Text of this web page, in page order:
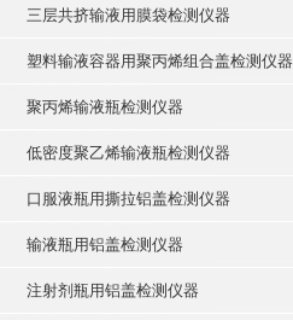
三层共挤输液用膜袋检测仪器
塑料输液容器用聚丙烯组合盖检测仪器
聚丙烯输液瓶检测仪器
低密度聚乙烯输液瓶检测仪器
口服液瓶用撕拉铝盖检测仪器
输液瓶用铝盖检测仪器
注射剂瓶用铝盖检测仪器